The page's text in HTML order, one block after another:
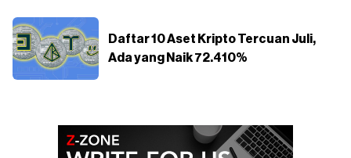
Daftar 10 Aset Kripto Tercuan Juli,
Ada yang Naik 72.410%